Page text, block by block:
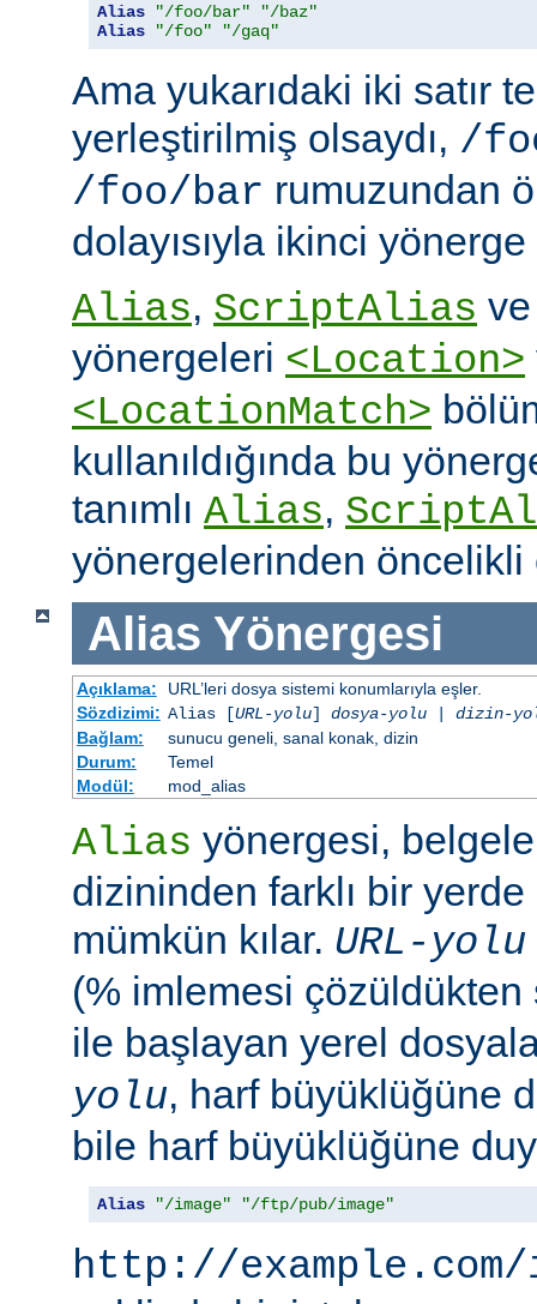
Alias "/foo/bar"
"/baz"
Alias
"/foo" "/gaq"
Ama yukarıdaki iki satır
yerleştirilmiş olsaydı, /
/foo/bar rumuzundan
dolayısıyla ikinci yönerge
Alias, ScriptAlias
yönergeleri <Location>
<LocationMatch>
kullanıldığında bu
tanımlı Alias,
yönergelerinden öncelikli
Alias Yönergesi
Açıklama:
URL’leri dosya sistemi konumlarıyla eşler.
Sözdizimi: Alias [URL-yolu] dosya-yolu| dizin-
Bağlam:
sunucu geneli, sanal konak, dizin
Durum:
Temel
Modül:
mod_alias
Alias yönergesi,
dizininden farklı bir yerde
mümkün kılar. URL-yolu
(% imlemesi
ile başlayan yerel
yolu, harf büyüklüğüne
bile harf büyüklüğüne
Alias "/image" "/ftp/pub/image"
http://